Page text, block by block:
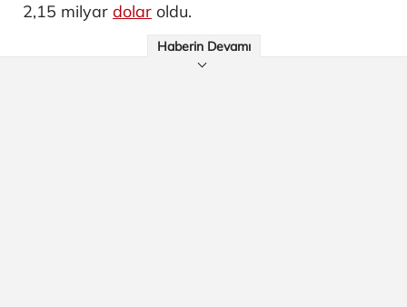
2,15 milyar dolar oldu.
Haberin Devamı